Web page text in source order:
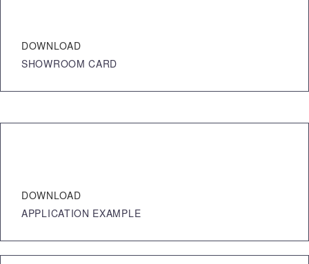
DOWNLOAD
SHOWROOM CARD
DOWNLOAD
APPLICATION EXAMPLE